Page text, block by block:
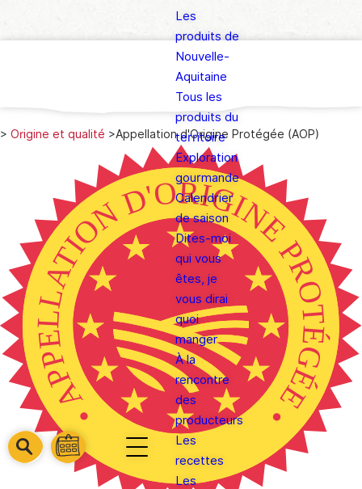
barre
2
barre
Les
produits de
Nouvelle-
Aquitaine
Tous les
produits du
territoire
Exploration
gourmande
Calendrier
de saison
Dites-moi
qui vous
êtes, je
vous dirai
quoi
manger
À la
rencontre
des
producteurs
Les
recettes
Les
> Origine et qualité >Appellation d'Origine Protégée (AOP)